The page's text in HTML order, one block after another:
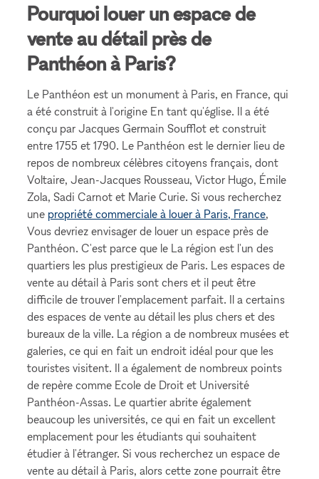
Pourquoi louer un espace de
vente au détail près de
Panthéon à Paris?
Le Panthéon est un monument à Paris, en France, qui
a été construit à l'origine En tant qu'église. Il a été
conçu par Jacques Germain Soufflot et construit
entre 1755 et 1790. Le Panthéon est le dernier lieu de
repos de nombreux célèbres citoyens français, dont
Voltaire, Jean-Jacques Rousseau, Victor Hugo, Émile
Zola, Sadi Carnot et Marie Curie. Si vous recherchez
une propriété commerciale à louer à Paris, France,
Vous devriez envisager de louer un espace près de
Panthéon. C'est parce que le La région est l'un des
quartiers les plus prestigieux de Paris. Les espaces de
vente au détail à Paris sont chers et il peut être
difficile de trouver l'emplacement parfait. Il a certains
des espaces de vente au détail les plus chers et des
bureaux de la ville. La région a de nombreux musées et
galeries, ce qui en fait un endroit idéal pour que les
touristes visitent. Il a également de nombreux points
de repère comme Ecole de Droit et Université
Panthéon-Assas. Le quartier abrite également
beaucoup les universités, ce qui en fait un excellent
emplacement pour les étudiants qui souhaitent
étudier à l'étranger. Si vous recherchez un espace de
vente au détail à Paris, alors cette zone pourrait être